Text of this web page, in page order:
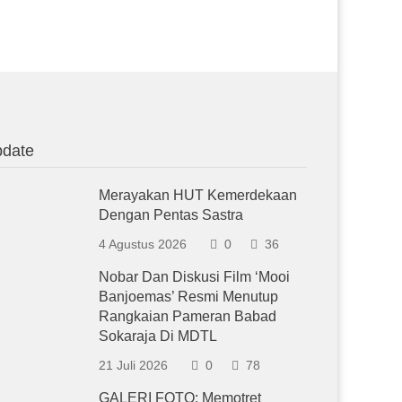
Merayakan HUT Kemerdekaan
Dengan Pentas Sastra
4 Agustus 2026 0 36
Nobar Dan Diskusi Film ‘Mooi
Banjoemas’ Resmi Menutup
Rangkaian Pameran Babad
Sokaraja Di MDTL
21 Juli 2026 0 78
GALERI FOTO: Memotret